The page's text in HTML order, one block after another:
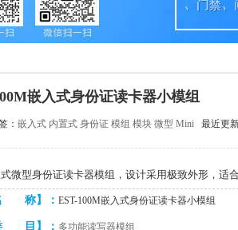
嵌入式身份证读卡器小模组
： 嵌入式 内置式 身份证 模组 模块 微型 Mini最近更新
微型身份证读卡器模组，设计采用极致外形，适
称】： EST-100M嵌入式身份证读卡器小模组
目】： 多功能读写器模组